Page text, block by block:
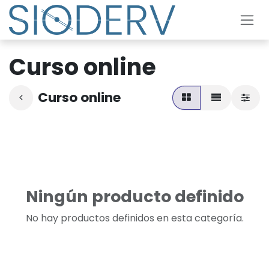
Ir al contenido
Curso online
Curso online
Ningún producto definido
No hay productos definidos en esta categoría.